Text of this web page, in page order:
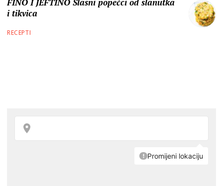
i tikvica
RECEPTI